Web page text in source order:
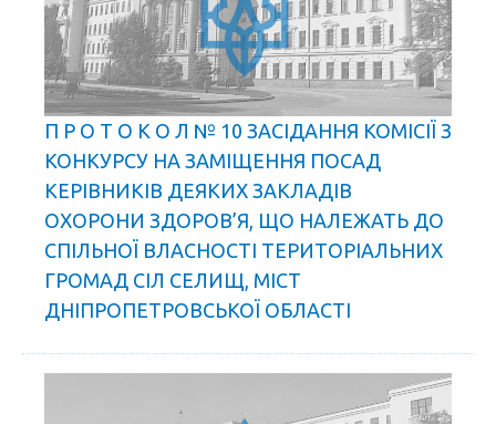
П Р О Т О К О Л № 10 ЗАСІДАННЯ КОМІСІЇ З
КОНКУРСУ НА ЗАМІЩЕННЯ ПОСАД
КЕРІВНИКІВ ДЕЯКИХ ЗАКЛАДІВ
ОХОРОНИ ЗДОРОВ’Я, ЩО НАЛЕЖАТЬ ДО
СПІЛЬНОЇ ВЛАСНОСТІ ТЕРИТОРІАЛЬНИХ
ГРОМАД СІЛ СЕЛИЩ, МІСТ
ДНІПРОПЕТРОВСЬКОЇ ОБЛАСТІ